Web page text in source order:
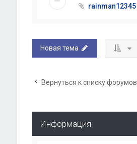
rainman12345
Новая тема
Вернуться к списку форумов
Информация